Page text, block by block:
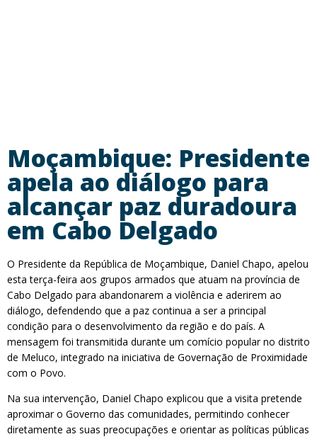
Moçambique: Presidente
apela ao diálogo para
alcançar paz duradoura
em Cabo Delgado
O Presidente da República de Moçambique, Daniel Chapo, apelou
esta terça-feira aos grupos armados que atuam na província de
Cabo Delgado para abandonarem a violência e aderirem ao
diálogo, defendendo que a paz continua a ser a principal
condição para o desenvolvimento da região e do país. A
mensagem foi transmitida durante um comício popular no distrito
de Meluco, integrado na iniciativa de Governação de Proximidade
com o Povo.
Na sua intervenção, Daniel Chapo explicou que a visita pretende
aproximar o Governo das comunidades, permitindo conhecer
diretamente as suas preocupações e orientar as políticas públicas